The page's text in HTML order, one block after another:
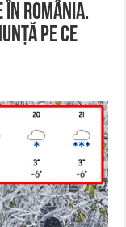
România.
pe ce